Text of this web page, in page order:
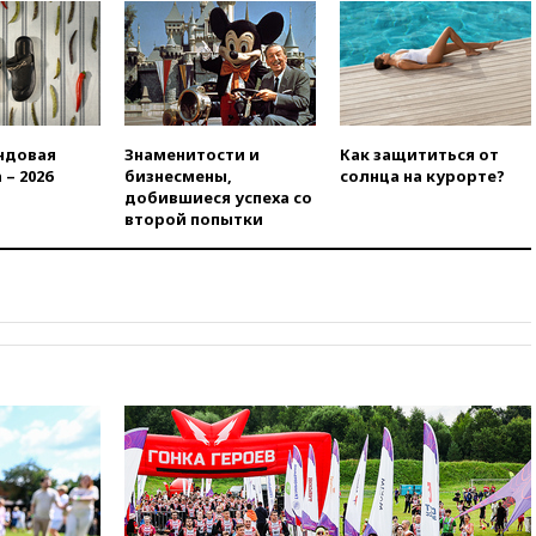
вчера, 21:43Организаторы
«Интервидения»
подтвердили, что конкурс
пройдет в Саудовской Аравии
вчера, 21:35Машков: в РФ
подготовили концепцию
развития театрального
искусства до 2035 года
вчера, 21:21
бензина старых
«взрывная» диарея охватила
47 из 50 штатов США
вчера, 20:35ПВО за 12 часов
сбила 200 украинских
беспилотников
2026
Знаменитости и
бизнесмены,
добившиеся успеха со
второй попытки
Как защититься от
солнца на курорте?